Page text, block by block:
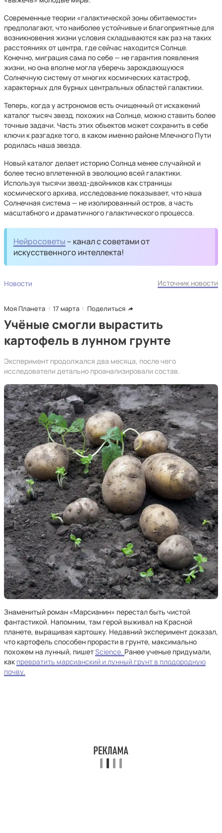
Современные теории «галактической зоны обитаемости»
предполагают, что наиболее устойчивые и благоприятные для
возникновения жизни условия складываются как раз на таких
расстояниях от центра, где сейчас находится Солнце.
Конечно, миграция сама по себе — не гарантия появления
жизни, но она вполне могла уберечь зарождающуюся
Солнечную систему от многих космических катастроф,
характерных для бурных центральных областей галактики.
Теперь, когда у астрономов есть очищенный от искажений
каталог тысяч звезд, похожих на Солнце, можно ставить более
точные задачи. Часть этих объектов может сохранить в себе
ключи к разгадке того, в каком именно районе Млечного Пути
родилась наша звезда.
Новый каталог делает историю Солнца менее случайной и
более тесно вплетенной в эволюцию всей галактики.
Используя тысячи звезд-двойников как страницы
космического архива, исследование показывает, что наша
Солнечная система — не изолированный остров, а часть
масштабного и драматичного галактического процесса.
Нейросоветы – канал с советами от
искусственного интеллекта!
Новости Источник новости
Моя Планета 17 марта Поделиться
Учёные смогли вырастить
картофель в лунном грунте
Эксперимент продолжался два месяца, после чего
исследователи детально проанализировали состав.
Знаменитый роман «Марсианин» перестал быть чистой
фантастикой. Напомним, там герой выживал на Красной
планете, выращивая картошку. Недавний эксперимент доказал,
что картофель способен прорасти в грунте, максимально
похожем на лунный, пишетScience. Ранее ученые придумали,
как превратить марсианский и лунный грунт в плодородную
почву.